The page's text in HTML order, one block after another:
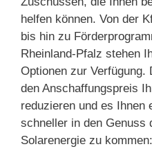
helfen können. Von der
bis hin zu
Rheinland-Pfalz stehen
Optionen zur Verfügung.
den Anschaffungspreis
reduzieren und es Ihnen
schneller in den Genuss
Solarenergie zu kommen: